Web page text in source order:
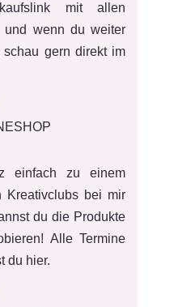
mit allen
und wenn du weiter
schau gern direkt im
einfach zu einem
Kreativclubs bei mir
du die Produkte
Alle Termine
du hier.